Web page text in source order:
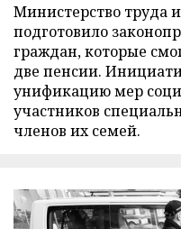
Министерство труда
подготовило
граждан, которые
две пенсии.
унификацию мер
участников
членов их семей.